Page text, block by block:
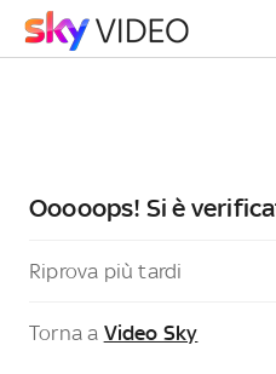
Ooooops! Si è
Riprova più tardi
Torna a Video Sky